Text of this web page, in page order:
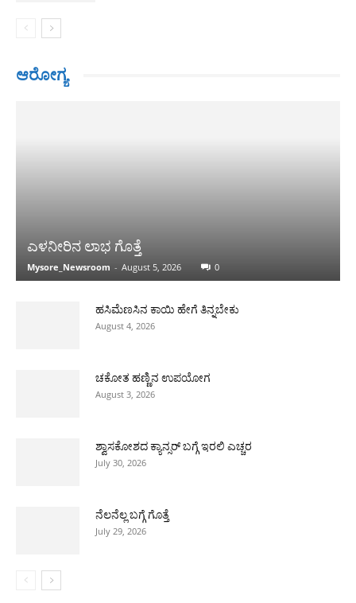
ಆರೋಗ್ಯ
ಎಳನೀರಿನ ಲಾಭ ಗೊತ್ತೆ
Mysore_Newsroom - August 5, 2026 0
ಹಸಿಮೆಣಸಿನ ಕಾಯಿ ಹೇಗೆ ತಿನ್ನಬೇಕು
August 4, 2026
ಚಕೋತ ಹಣ್ಣಿನ ಉಪಯೋಗ
August 3, 2026
ಶ್ವಾಸಕೋಶದ ಕ್ಯಾನ್ಸರ್ ಬಗ್ಗೆ ಇರಲಿ ಎಚ್ಚರ
July 30, 2026
ನೆಲನೆಲ್ಲ ಬಗ್ಗೆ ಗೊತ್ತೆ
July 29, 2026